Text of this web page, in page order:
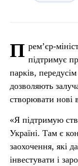
П рем’єр-
підтримує
парків,
дозволяють
створювати нові
«Я підтримую
Україні. Там є
заохочення, які
інвестувати і